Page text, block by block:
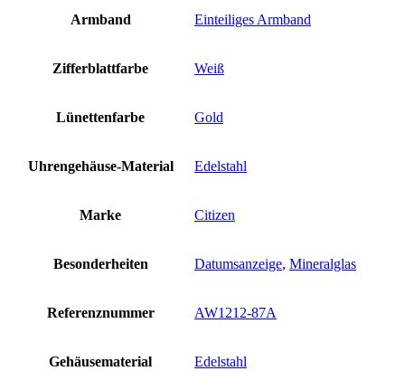
Armband Einteiliges Armband
Zifferblattfarbe Weiß
Lünettenfarbe Gold
Uhrengehäuse-Material Edelstahl
Marke Citizen
Besonderheiten Datumsanzeige, Mineralglas
Referenznummer AW1212-87A
Gehäusematerial Edelstahl